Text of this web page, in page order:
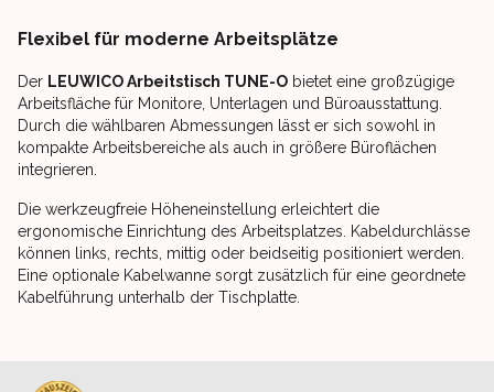
Flexibel für moderne Arbeitsplätze
Der LEUWICO Arbeitstisch TUNE-O bietet eine großzügige
Arbeitsfläche für Monitore, Unterlagen und Büroausstattung.
Durch die wählbaren Abmessungen lässt er sich sowohl in
kompakte Arbeitsbereiche als auch in größere Büroflächen
integrieren.
Die werkzeugfreie Höheneinstellung erleichtert die
ergonomische Einrichtung des Arbeitsplatzes. Kabeldurchlässe
können links, rechts, mittig oder beidseitig positioniert werden.
Eine optionale Kabelwanne sorgt zusätzlich für eine geordnete
Kabelführung unterhalb der Tischplatte.